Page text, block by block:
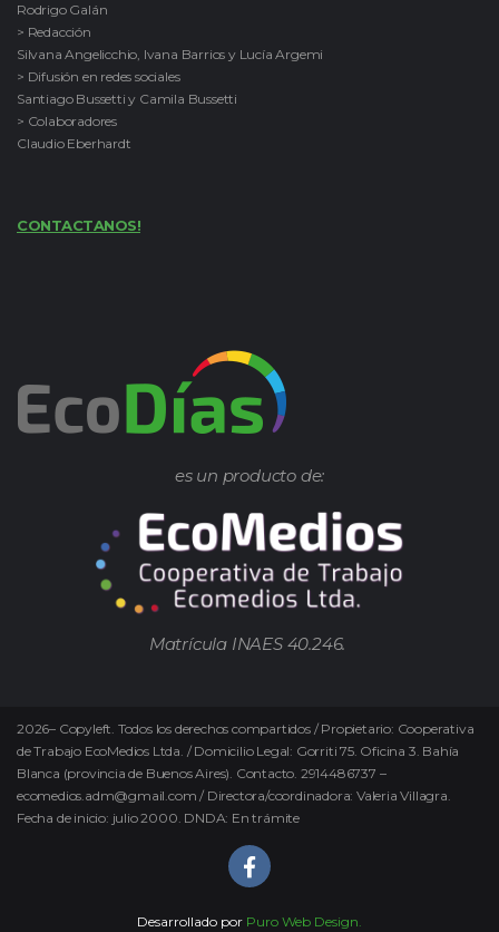
Rodrigo Galán
> Redacción
Silvana Angelicchio, Ivana Barrios y Lucía Argemi
> Difusión en redes sociales
Santiago Bussetti y Camila Bussetti
> Colaboradores
Claudio Eberhardt
CONTACTANOS!
es un producto de:
Matrícula INAES 40.246.
2026– Copyleft. Todos los derechos compartidos / Propietario: Cooperativa
de Trabajo EcoMedios Ltda. / Domicilio Legal: Gorriti 75. Oficina 3. Bahía
Blanca (provincia de Buenos Aires). Contacto. 2914486737 –
ecomedios.adm@gmail.com / Directora/coordinadora: Valeria Villagra.
Fecha de inicio: julio 2000. DNDA: En trámite
Desarrollado por Puro Web Design.